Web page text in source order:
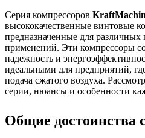
Серия компрессоров
высококачественные винтовые
предназначенные для
применений. Эти компрессоры
надежность и
идеальными для предприятий,
подача сжатого воздуха.
серии, нюансы и особенности
Общие достоинства